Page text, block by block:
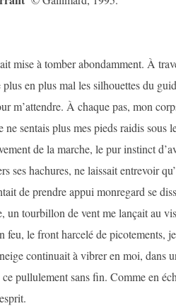
mise à tomber abondamment. À
plus en plus mal les silhouettes du
m’attendre. À chaque pas, mon
ne sentais plus mes pieds raidis sous
de la marche, le pur instinct
ses hachures, ne laissait entrevoir
de prendre appui monregard se
un tourbillon de vent me lançait au
feu, le front harcelé de picotements,
continuait à vibrer en moi, dans
pullulement sans fin. Comme en